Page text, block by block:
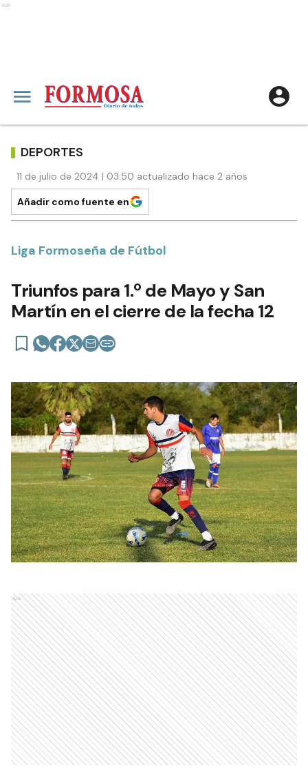
Ads
DEPORTES
11 de julio de 2024 | 03:50 actualizado hace 2 años
Añadir como fuente en
Liga Formoseña de Fútbol
Triunfos para 1.º de Mayo y San
Martín en el cierre de la fecha 12
Ads